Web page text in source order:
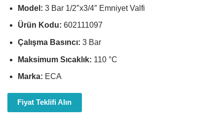
Model: 3 Bar 1/2″x3/4″ Emniyet Valfi
Ürün Kodu: 602111097
Çalışma Basıncı: 3 Bar
Maksimum Sıcaklık: 110 °C
Marka: ECA
Fiyat Teklifi Alın